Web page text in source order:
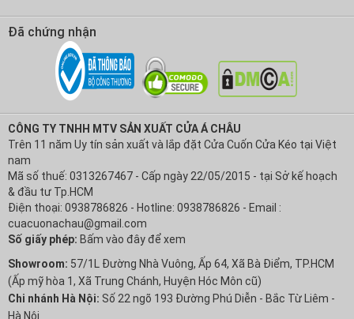
Đã chứng nhận
CÔNG TY TNHH MTV SẢN XUẤT CỬA Á CHÂU
Trên 11 năm Uy tín sản xuất và lắp đặt Cửa Cuốn Cửa Kéo tại Việt
nam
Mã số thuế: 0313267467 - Cấp ngày 22/05/2015 - tại Sở kế hoạch
& đầu tư Tp.HCM
Điện thoại: 0938786826 - Hotline: 0938786826 - Email :
cuacuonachau@gmail.com
Số giấy phép: Bấm vào đây để xem
Showroom: 57/1L Đường Nhà Vuông, Ấp 64, Xã Bà Điểm, TP.HCM
(Ấp mỹ hòa 1, Xã Trung Chánh, Huyện Hóc Môn cũ)
Chi nhánh Hà Nội: Số 22 ngõ 193 Đường Phú Diễn - Bắc Từ Liêm -
Hà Nội